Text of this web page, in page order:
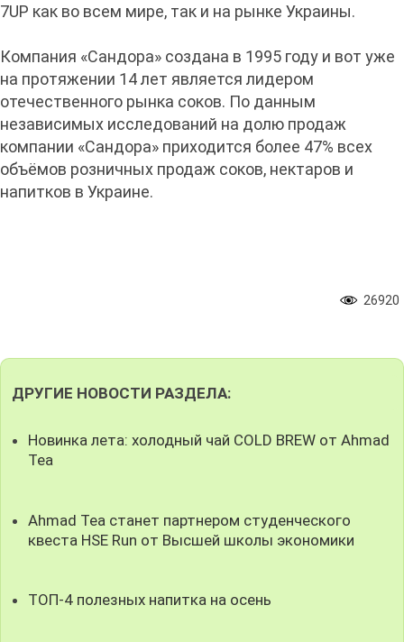
7UP как во всем мире, так и на рынке Украины.
Компания «Сандора» создана в 1995 году и вот уже
на протяжении 14 лет является лидером
отечественного рынка соков. По данным
независимых исследований на долю продаж
компании «Сандора» приходится более 47% всех
объёмов розничных продаж соков, нектаров и
напитков в Украине.
26920
ДРУГИЕ НОВОСТИ РАЗДЕЛА:
Новинка лета: холодный чай COLD BREW от Ahmad
Tea
Ahmad Tea станет партнером студенческого
квеста HSE Run от Высшей школы экономики
ТОП-4 полезных напитка на осень